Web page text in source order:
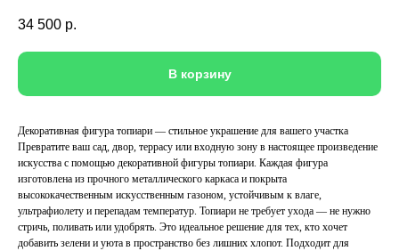
34 500 р.
В корзину
Декоративная фигура топиари — стильное украшение для вашего участка
Превратите ваш сад, двор, террасу или входную зону в настоящее произведение
искусства с помощью декоративной фигуры топиари. Каждая фигура
изготовлена из прочного металлического каркаса и покрыта
высококачественным искусственным газоном, устойчивым к влаге,
ультрафиолету и перепадам температур. Топиари не требует ухода — не нужно
стричь, поливать или удобрять. Это идеальное решение для тех, кто хочет
добавить зелени и уюта в пространство без лишних хлопот. Подходит для